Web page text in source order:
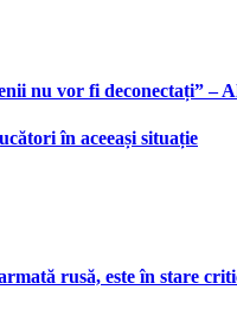
nu vor fi deconectați” –
în aceeași situație
rusă, este în stare